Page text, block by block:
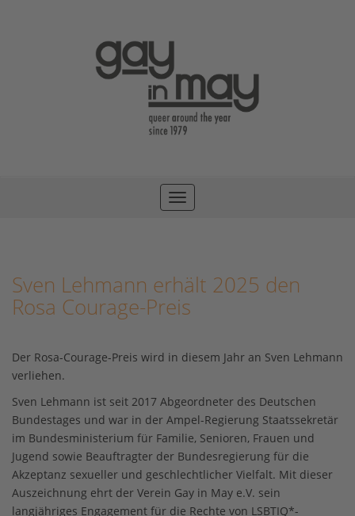
Toggle
Sven Lehmann erhält 2025 den
Rosa Courage-Preis
Der Rosa-Courage-Preis wird in diesem Jahr an Sven Lehmann
verliehen.
Sven Lehmann ist seit 2017 Abgeordneter des Deutschen
Bundestages und war in der Ampel-Regierung Staatssekretär
im Bundesministerium für Familie, Senioren, Frauen und
Jugend sowie Beauftragter der Bundesregierung für die
Akzeptanz sexueller und geschlechtlicher Vielfalt. Mit dieser
Auszeichnung ehrt der Verein Gay in May e.V. sein
langjähriges Engagement für die Rechte von LSBTIQ*-